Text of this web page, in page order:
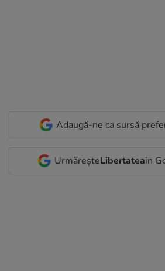
Adaugă-ne ca sursă
UrmăreșteLibertateain